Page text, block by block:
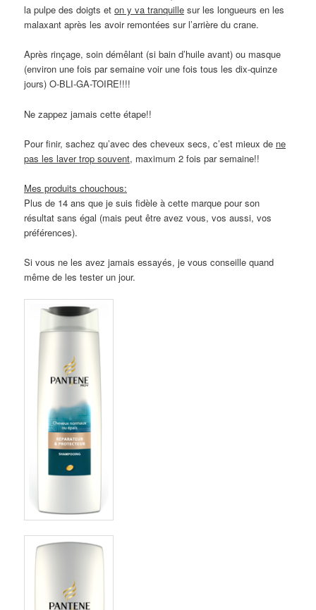
la pulpe des doigts eton y va tranquille sur les longueurs en les
malaxant après les avoir remontées sur l’arrière du crane.
Après rinçage, soin démêlant (si bain d’huile avant) ou masque
(environ une fois par semaine voir une fois tous les dix-quinze
jours) O-BLI-GA-TOIRE!!!!
Ne zappez jamais cette étape!!
Pour finir, sachez qu’avec des cheveux secs, c’est mieux de ne
pas les laver trop souvent, maximum 2 fois par semaine!!
Mes produits chouchous:
Plus de 14 ans que je suis fidèle à cette marque pour son
résultat sans égal (mais peut être avez vous, vos aussi, vos
préférences).
Si vous ne les avez jamais essayés, je vous conseille quand
même de les tester un jour.